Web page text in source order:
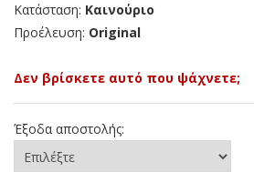
Κατάσταση: Καινούριο
Προέλευση: Original
Δεν βρίσκετε αυτό που ψάχνετε;
Έξοδα αποστολής: